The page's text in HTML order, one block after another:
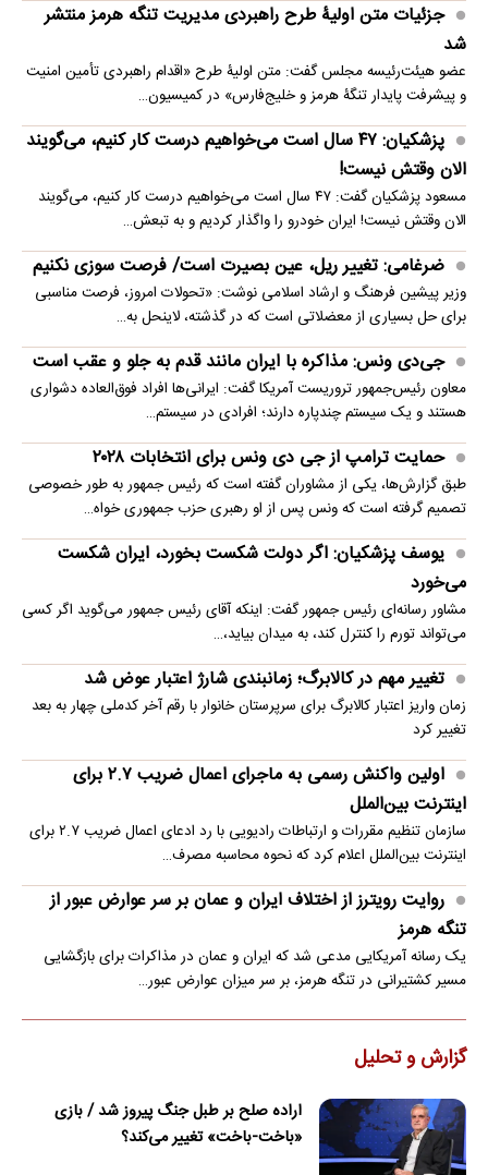
جزئیات متن اولیۀ طرح راهبردی مدیریت تنگه هرمز منتشر
شد
عضو هیئت‌رئیسه مجلس گفت: متن اولیۀ طرح «اقدام راهبردی تأمین امنیت
و پیشرفت پایدار تنگۀ هرمز و خلیج‌فارس» در کمیسیون…
پزشکیان: ۴۷ سال است می‌خواهیم درست کار کنیم، می‌گویند
الان وقتش نیست!
مسعود پزشکیان گفت: ۴۷ سال است می‌خواهیم درست کار کنیم، می‌گویند
الان وقتش نیست! ایران خودرو را واگذار کردیم و به تبعش…
ضرغامی: تغییر ریل، عین بصیرت است/ فرصت سوزی نکنیم
وزیر پیشین فرهنگ و ارشاد اسلامی نوشت: «تحولات امروز، فرصت مناسبی
برای حل بسیاری از معضلاتی‌ است که در گذشته، لاینحل به…
جی‌دی ونس: مذاکره با ایران مانند قدم به جلو و عقب است
معاون رئیس‌جمهور تروریست آمریکا گفت: ایرانی‌ها افراد فوق‌العاده دشواری
هستند و یک سیستم چندپاره دارند؛ افرادی در سیستم…
حمایت ترامپ از جی دی ونس برای انتخابات ۲۰۲۸
طبق گزارش‌ها، یکی از مشاوران گفته است که رئیس جمهور به طور خصوصی
تصمیم گرفته است که ونس پس از او رهبری حزب جمهوری خواه…
یوسف پزشکیان: اگر دولت شکست بخورد، ایران شکست
می‌خورد
مشاور رسانه‌ای رئیس جمهور گفت: اینکه آقای رئیس جمهور می‌گوید اگر کسی
می‌تواند تورم را کنترل کند، به میدان بیاید،…
تغییر مهم در کالابرگ؛ زمانبندی‌ شارژ اعتبار عوض شد
زمان واریز اعتبار کالابرگ برای سرپرستان خانوار با رقم آخر کدملی چهار به بعد
تغییر کرد
اولین واکنش رسمی به ماجرای اعمال ضریب ۲.۷ برای
اینترنت بین‌الملل
سازمان تنظیم مقررات و ارتباطات رادیویی با رد ادعای اعمال ضریب ۲.۷ برای
اینترنت بین‌الملل اعلام کرد که نحوه محاسبه مصرف…
روایت رویترز از اختلاف ایران و عمان بر سر عوارض عبور از
تنگه هرمز
یک رسانه آمریکایی مدعی شد که ایران و عمان در مذاکرات برای بازگشایی
مسیر کشتیرانی در تنگه هرمز، بر سر میزان عوارض عبور…
گزارش و تحلیل
اراده صلح بر طبل جنگ پیروز شد / بازی
«باخت-باخت» تغییر می‌کند؟